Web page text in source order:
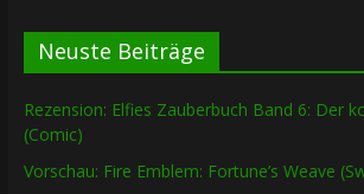
Neuste Beiträge
Rezension: Elfies Zauberbuch Band 6: Der
(Comic)
Vorschau: Fire Emblem: Fortune’s Weave